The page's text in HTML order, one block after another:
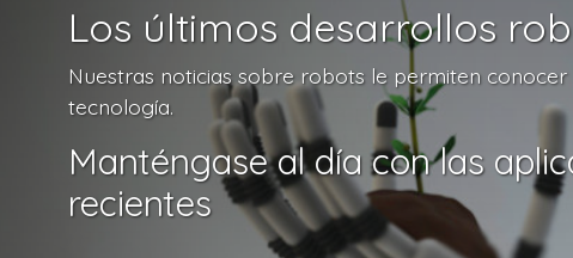
Los últimos desarrollos
Nuestras noticias sobre robots le permiten
tecnología.
Manténgase al día con las
recientes